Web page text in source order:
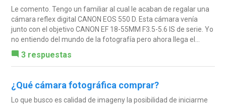
Le comento. Tengo un familiar al cual le acaban de regalar una
cámara reflex digital CANON EOS 550 D. Esta cámara venía
junto con el objetivo CANON EF 18-55MM F3.5-5.6 IS de serie. Yo
no entiendo del mundo de la fotografía pero ahora llega el...
3 respuestas
¿Qué cámara fotográfica comprar?
Lo que busco es calidad de imageny la posibilidad de iniciarme